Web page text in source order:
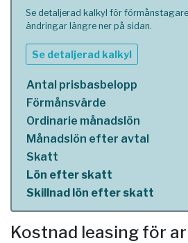
Se detaljerad kalkyl för
ändringar längre ner på sidan.
Se detaljerad kalkyl
Antal prisbasbelopp
Förmånsvärde
Ordinarie månadslön
Månadslön efter avtal
Skatt
Lön efter skatt
Skillnad lön efter skatt
Kostnad leasing för